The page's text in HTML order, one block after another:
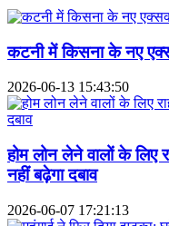
कटनी में किसना के नए
2026-06-13 15:43:50
होम लोन लेने वालों के
नहीं बढ़ेगा दबाव
2026-06-07 17:21:13